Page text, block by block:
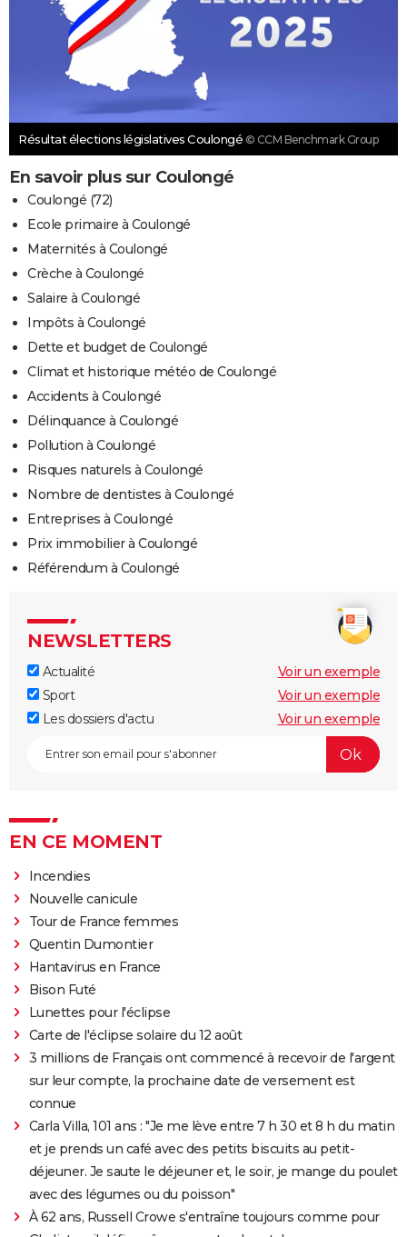
Résultat élections législatives Coulongé © CCM Benchmark Group
En savoir plus sur Coulongé
Coulongé (72)
Ecole primaire à Coulongé
Maternités à Coulongé
Crèche à Coulongé
Salaire à Coulongé
Impôts à Coulongé
Dette et budget de Coulongé
Climat et historique météo de Coulongé
Accidents à Coulongé
Délinquance à Coulongé
Pollution à Coulongé
Risques naturels à Coulongé
Nombre de dentistes à Coulongé
Entreprises à Coulongé
Prix immobilier à Coulongé
Référendum à Coulongé
NEWSLETTERS
Actualité
Voir un exemple
Sport
Voir un exemple
Les dossiers d'actu
Voir un exemple
EN CE MOMENT
Incendies
Nouvelle canicule
Tour de France femmes
Quentin Dumontier
Hantavirus en France
Bison Futé
Lunettes pour l'éclipse
Carte de l'éclipse solaire du 12 août
3 millions de Français ont commencé à recevoir de l'argent
sur leur compte, la prochaine date de versement est
connue
Carla Villa, 101 ans : "Je me lève entre 7 h 30 et 8 h du matin
et je prends un café avec des petits biscuits au petit-
déjeuner. Je saute le déjeuner et, le soir, je mange du poulet
avec des légumes ou du poisson"
À 62 ans, Russell Crowe s'entraîne toujours comme pour